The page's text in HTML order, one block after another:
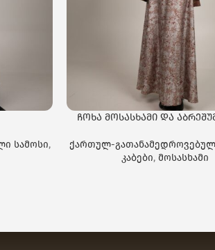
სამოსი,
ჩოხა მოსასხამი და
ქართულ-
კაბები, მოსასხამი